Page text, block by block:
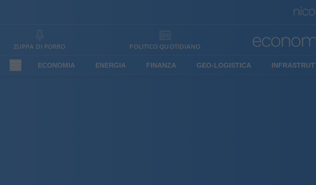
ZUPPA DI PORRO POLITICO QUOTIDIANO
ECONOMIA ENERGIA FINANZA GEO-LOGISTICA